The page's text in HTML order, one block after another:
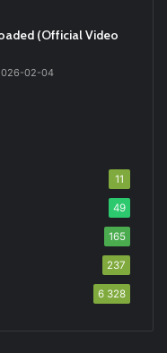
(Official Video
02-04
11
49
165
237
6 328